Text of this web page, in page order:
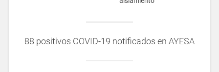
88 positivos COVID-19 notificados en AYESA